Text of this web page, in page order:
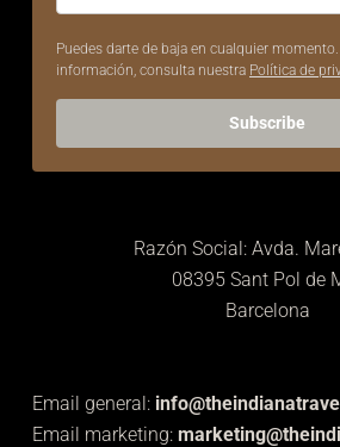
Puedes darte de baja en cualquier
información, consulta nuestra Política de
Subscribe
Razón Social: Avda.
08395 Sant Pol de
Barcelona
Email general:
Email marketing: